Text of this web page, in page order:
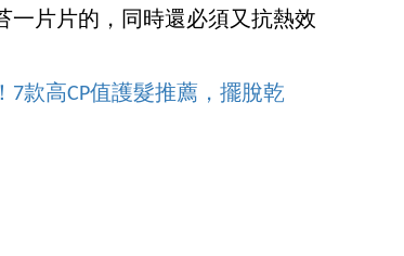
一片片的，同時還必須又抗熱效
款高CP值護髮推薦，擺脫乾